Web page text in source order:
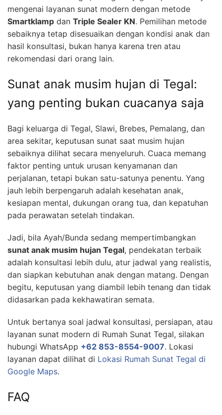
mengenai layanan sunat modern dengan metode
Smartklamp dan Triple Sealer KN. Pemilihan metode
sebaiknya tetap disesuaikan dengan kondisi anak dan
hasil konsultasi, bukan hanya karena tren atau
rekomendasi dari orang lain.
Sunat anak musim hujan di Tegal:
yang penting bukan cuacanya saja
Bagi keluarga di Tegal, Slawi, Brebes, Pemalang, dan
area sekitar, keputusan sunat saat musim hujan
sebaiknya dilihat secara menyeluruh. Cuaca memang
faktor penting untuk urusan kenyamanan dan
perjalanan, tetapi bukan satu-satunya penentu. Yang
jauh lebih berpengaruh adalah kesehatan anak,
kesiapan mental, dukungan orang tua, dan kepatuhan
pada perawatan setelah tindakan.
Jadi, bila Ayah/Bunda sedang mempertimbangkan
sunat anak musim hujan Tegal, pendekatan terbaik
adalah konsultasi lebih dulu, atur jadwal yang realistis,
dan siapkan kebutuhan anak dengan matang. Dengan
begitu, keputusan yang diambil lebih tenang dan tidak
didasarkan pada kekhawatiran semata.
Untuk bertanya soal jadwal konsultasi, persiapan, atau
layanan sunat modern di Rumah Sunat Tegal, silakan
hubungi WhatsApp +62 853-8554-9007. Lokasi
layanan dapat dilihat di Lokasi Rumah Sunat Tegal di
Google Maps.
FAQ